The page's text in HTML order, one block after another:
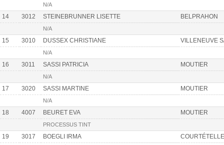
N/A
14 3012 STEINEBRUNNER LISETTE BELPRAHON
N/A
15 3010 DUSSEX CHRISTIANE VILLENEUVE
N/A
16 3011 SASSI PATRICIA MOUTIER
N/A
17 3020 SASSI MARTINE MOUTIER
N/A
18 4007 BEURET EVA MOUTIER
PROCESSUS TINT
19 3017 BOEGLI IRMA COURTÉTELLE